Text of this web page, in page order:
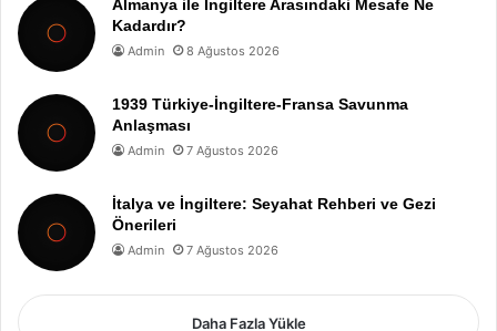
Almanya ile İngiltere Arasındaki Mesafe Ne
Kadardır?
Admin 8 Ağustos 2026
1939 Türkiye-İngiltere-Fransa Savunma
Anlaşması
Admin 7 Ağustos 2026
İtalya ve İngiltere: Seyahat Rehberi ve Gezi
Önerileri
Admin 7 Ağustos 2026
Daha Fazla Yükle